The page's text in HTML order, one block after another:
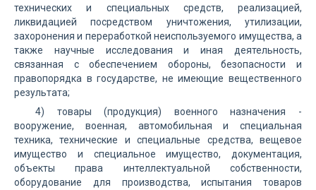
технических и специальных средств, реализацией,
ликвидацией посредством уничтожения, утилизации,
захоронения и переработкой неиспользуемого имущества, а
также научные исследования и иная деятельность,
связанная с обеспечением обороны, безопасности и
правопорядка в государстве, не имеющие вещественного
результата;
4) товары (продукция) военного назначения -
вооружение, военная, автомобильная и специальная
техника, технические и специальные средства, вещевое
имущество и специальное имущество, документация,
объекты права интеллектуальной собственности,
оборудование для производства, испытания товаров